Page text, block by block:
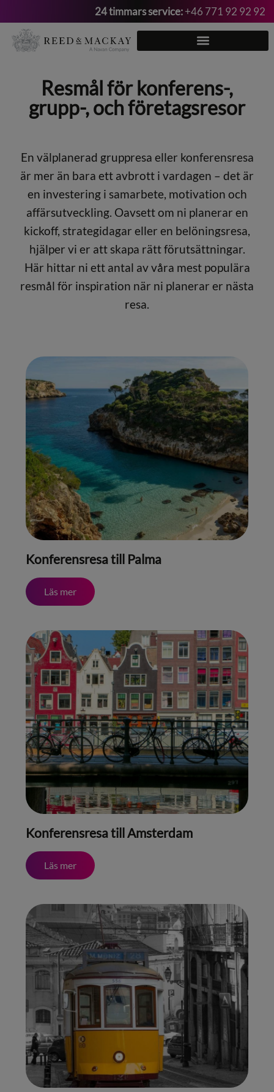
Hoppa
till
24 timmars service:+46 771 92 92 92
Resmål för konferens-,
grupp-, och företagsresor
En välplanerad gruppresa eller konferensresa
är mer än bara ett avbrott i vardagen – det är
en investering i samarbete, motivation och
affärsutveckling. Oavsett om ni planerar en
kickoff, strategidagar eller en belöningsresa,
hjälper vi er att skapa rätt förutsättningar.
Här hittar ni ett antal av våra mest populära
resmål för inspiration när ni planerar er nästa
resa.
Konferensresa till Palma
Läs mer
Konferensresa till Amsterdam
Läs mer